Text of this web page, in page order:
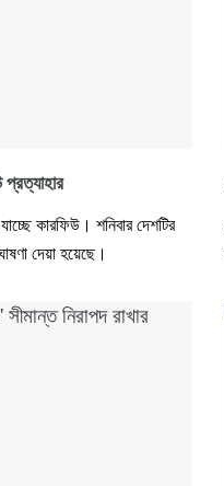
কারফিউ। শনিবার দেশটির
দেয়া হয়েছে।